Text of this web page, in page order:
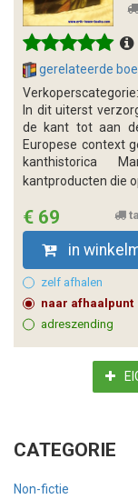
gerelateerde
Verkoperscategorie:
In dit uiterst
de kant tot aan
Europese context
kanthistorica
kantproducten die
€ 69
in
zelf afhalen
naar afhaalpunt
adreszending
CATEGORIE
Non-fictie